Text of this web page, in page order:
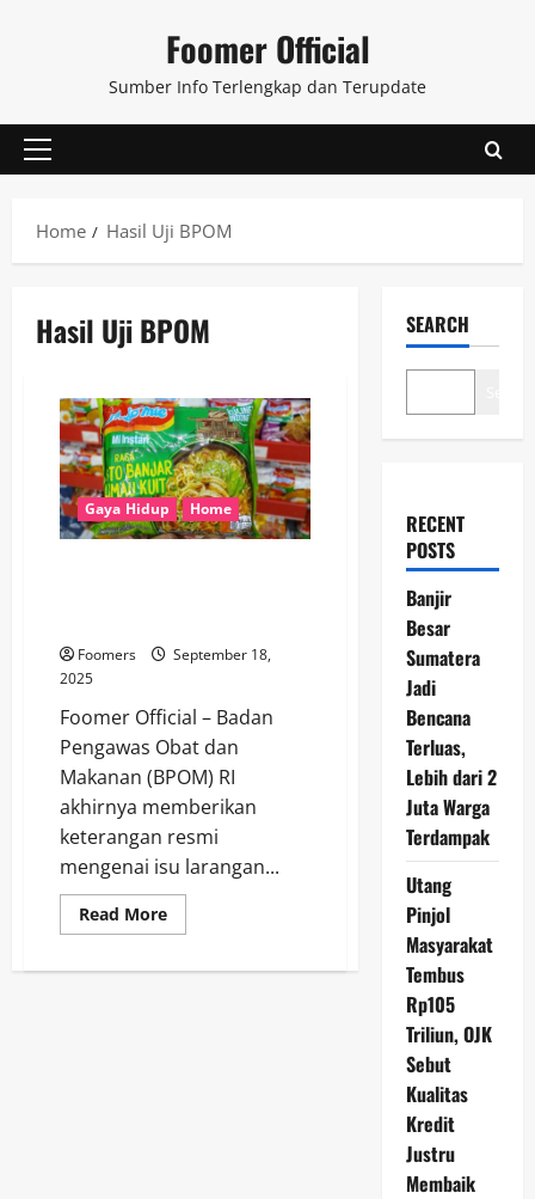
Foomer Official
Sumber Info Terlengkap dan Terupdate
Primary
Home
Hasil Uji BPOM
Hasil Uji BPOM
Gaya Hidup Home
Foomers
September 18,
2025
Foomer Official – Badan
Pengawas Obat dan
Makanan (BPOM) RI
akhirnya memberikan
keterangan resmi
mengenai isu larangan...
Read MoreRead
more
Uji
SEARCH
RECENT
POSTS
Banjir
Besar
Sumatera
Jadi
Bencana
Terluas,
Lebih dari 2
Juta Warga
Terdampak
Utang
Pinjol
Masyarakat
Tembus
Rp105
Triliun, OJK
Sebut
Kualitas
Kredit
Justru
Membaik